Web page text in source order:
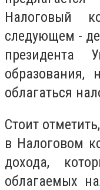
Налоговый
следующем -
президента
образования,
облагаться
Стоит
в Налоговом
дохода,
облагаемых